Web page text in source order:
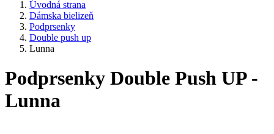
Úvodná strana
Dámska bielizeň
Podprsenky
Double push up
Lunna
Podprsenky Double Push UP -
Lunna